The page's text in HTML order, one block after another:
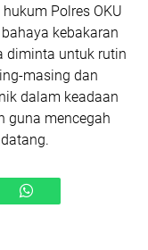
Polres OKU
kebakaran
diminta untuk rutin
masing dan
dalam keadaan
guna mencegah